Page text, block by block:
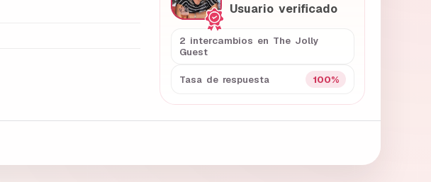
Usuario verificado
2 intercambios en The Jolly
Guest
Tasa de respuesta 100%